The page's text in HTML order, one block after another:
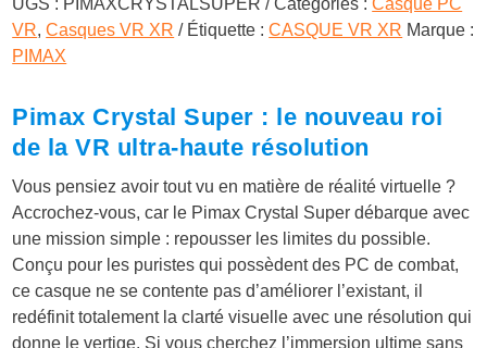
0
€
.
UGS : PIMAXCRYSTALSUPER Catégories :Casque PC
VR,Casques VR XR Étiquette :CASQUE VR XR Marque :
PIMAX
Pimax Crystal Super : le nouveau roi
de la VR ultra-haute résolution
Vous pensiez avoir tout vu en matière de réalité virtuelle ?
Accrochez-vous, car le Pimax Crystal Super débarque avec
une mission simple : repousser les limites du possible.
Conçu pour les puristes qui possèdent des PC de combat,
ce casque ne se contente pas d’améliorer l’existant, il
redéfinit totalement la clarté visuelle avec une résolution qui
donne le vertige. Si vous cherchez l’immersion ultime sans